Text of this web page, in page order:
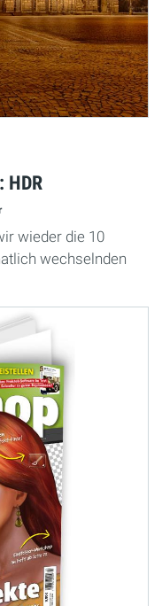
HDR
wieder die 10
wechselnden